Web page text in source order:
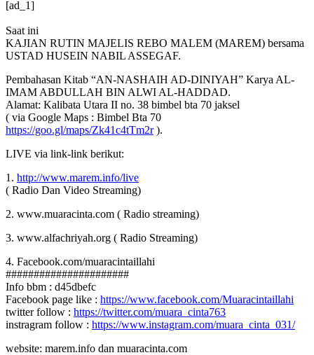
[ad_1]
Saat ini
KAJIAN RUTIN MAJELIS REBO MALEM (MAREM) bersama
USTAD HUSEIN NABIL ASSEGAF.
Pembahasan Kitab “AN-NASHAIH AD-DINIYAH” Karya AL-
IMAM ABDULLAH BIN ALWI AL-HADDAD.
Alamat: Kalibata Utara II no. 38 bimbel bta 70 jaksel
( via Google Maps : Bimbel Bta 70
https://goo.gl/maps/Zk41c4tTm2r).
LIVE via link-link berikut:
1. http://www.marem.info/live
( Radio Dan Video Streaming)
2. www.muaracinta.com ( Radio streaming)
3. www.alfachriyah.org ( Radio Streaming)
4. Facebook.com/muaracintaillahi
######################
Info bbm : d45dbefc
Facebook page like : https://www.facebook.com/Muaracintaillahi
twitter follow : https://twitter.com/muara_cinta763
instragram follow : https://www.instagram.com/muara_cinta_031/
website: marem.info dan muaracinta.com